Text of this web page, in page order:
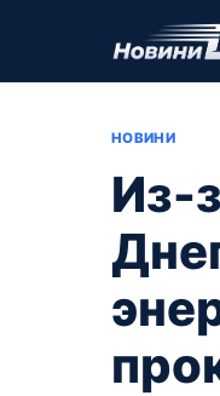
НОВИНИ
Из-